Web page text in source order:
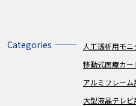
Categories 人工透析用モニ
移動式医療カー
アルミフレーム
大型液晶テレ